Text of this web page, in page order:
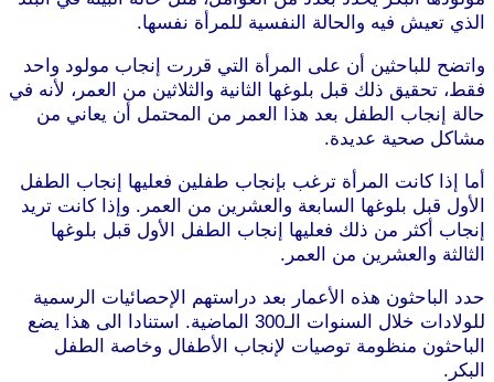
الذي تعيش فيه والحالة النفسية للمرأة نفسها.
واتضح للباحثين أن على المرأة التي قررت إنجاب مولود واحد
فقط، تحقيق ذلك قبل بلوغها الثانية والثلاثين من العمر، لأنه في
حالة إنجاب الطفل بعد هذا العمر من المحتمل أن يعاني من
مشاكل صحية عديدة.
أما إذا كانت المرأة ترغب بإنجاب طفلين فعليها إنجاب الطفل
الأول قبل بلوغها السابعة والعشرين من العمر. وإذا كانت تريد
إنجاب أكثر من ذلك فعليها إنجاب الطفل الأول قبل بلوغها
الثالثة والعشرين من العمر.
حدد الباحثون هذه الأعمار بعد دراستهم الإحصائيات الرسمية
للولادات خلال السنوات الـ300 الماضية. استنادا الى هذا يضع
الباحثون منظومة توصيات لإنجاب الأطفال وخاصة الطفل
البكر.